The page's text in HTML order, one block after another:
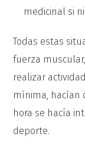
medicinal si
Todas estas
fuerza
realizar
mínima, hacían
hora se hacía
deporte.